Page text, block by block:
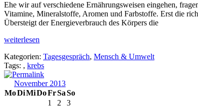
Ehe wir auf verschiedene Ernährungsweisen eingehen,
Vitamine, Mineralstoffe, Aromen und Farbstoffe. Erst die
Übersteigt der Energieverbrauch des Körpers die
weiterlesen
Kategorien: Tagesgespräch, Mensch & Umwelt
Tags: , krebs
November 2013
MoDiMiDoFrSaSo
1 2
3